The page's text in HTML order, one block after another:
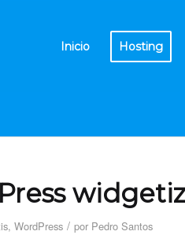
Inicio Hosting
, WordPress / por Pedro Santos